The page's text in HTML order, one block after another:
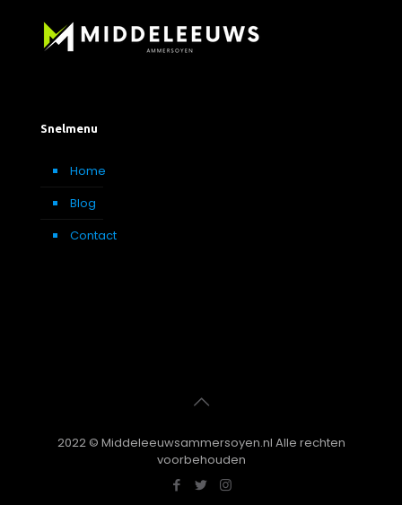
Snelmenu
Home
Blog
Contact
2022 © Middeleeuwsammersoyen.nl Alle rechten
voorbehouden